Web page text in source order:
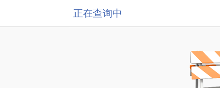
正在查询中